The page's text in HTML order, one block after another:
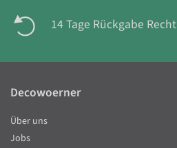
14 Tage Rückgabe Recht
Decowoerner
Über uns
Jobs